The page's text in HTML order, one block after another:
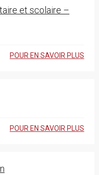
et scolaire –
POUR EN SAVOIR PLUS
POUR EN SAVOIR PLUS